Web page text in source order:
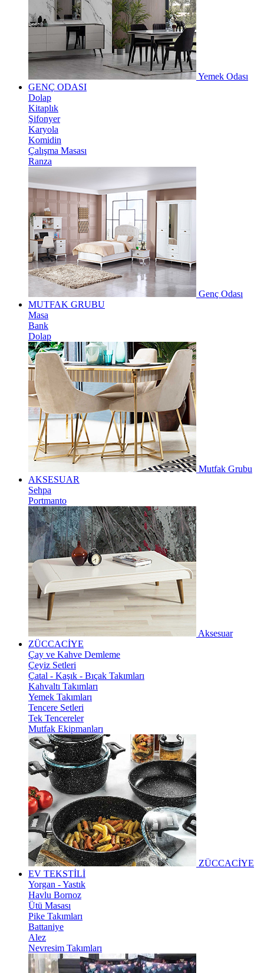
Yemek Odası
GENÇ ODASI
Dolap
Kitaplık
Şifonyer
Karyola
Komidin
Çalışma Masası
Ranza
Genç Odası
MUTFAK GRUBU
Masa
Bank
Dolap
Mutfak Grubu
AKSESUAR
Sehpa
Portmanto
Aksesuar
ZÜCCACİYE
Çay ve Kahve Demleme
Çeyiz Setleri
Çatal - Kaşık - Bıçak Takımları
Kahvaltı Takımları
Yemek Takımları
Tencere Setleri
Tek Tencereler
Mutfak Ekipmanları
ZÜCCACİYE
EV TEKSTİLİ
Yorgan - Yastık
Havlu Bornoz
Ütü Masası
Pike Takımları
Battaniye
Alez
Nevresim Takımları